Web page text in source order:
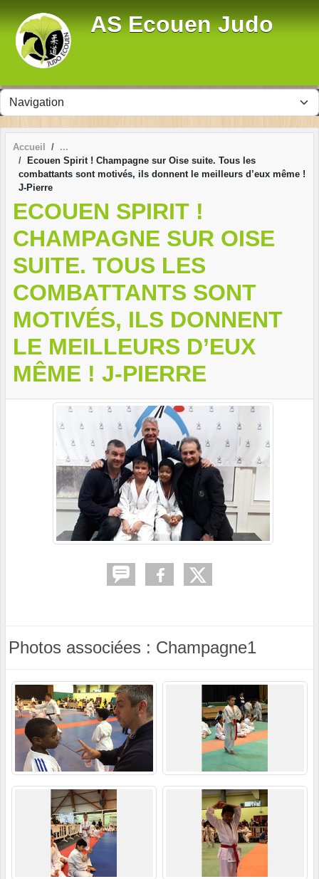
AS Ecouen Judo
Accueil
Ecouen Spirit ! Champagne sur Oise suite. Tous les
combattants sont motivés, ils donnent le meilleurs d’eux même !
J-Pierre
ECOUEN SPIRIT !
CHAMPAGNE SUR OISE
SUITE. TOUS LES
COMBATTANTS SONT
MOTIVÉS, ILS DONNENT
LE MEILLEURS D’EUX
MÊME ! J-PIERRE
Photos associées : Champagne1